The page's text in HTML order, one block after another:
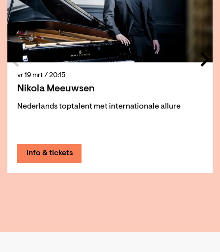
Nikola Meeuwsen
Nederlands toptalent met internationale allure
vr 19 mrt / 20:15
Info & tickets